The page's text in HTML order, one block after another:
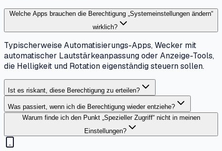
Welche Apps brauchen die Berechtigung „Systemeinstellungen ändern“
wirklich?
Typischerweise Automatisierungs-Apps, Wecker mit
automatischer Lautstärkeanpassung oder Anzeige-Tools,
die Helligkeit und Rotation eigenständig steuern sollen.
Ist es riskant, diese Berechtigung zu erteilen?
Was passiert, wenn ich die Berechtigung wieder entziehe?
Warum finde ich den Punkt „Spezieller Zugriff“ nicht in meinen
Einstellungen?